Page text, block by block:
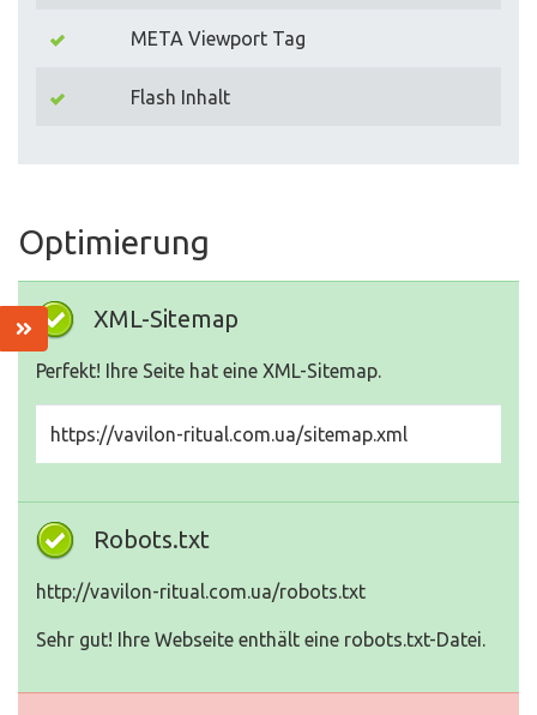
META Viewport Tag
Flash Inhalt
Optimierung
XML-Sitemap
Perfekt! Ihre Seite hat eine XML-Sitemap.
https://vavilon-ritual.com.ua/sitemap.xml
Robots.txt
http://vavilon-ritual.com.ua/robots.txt
Sehr gut! Ihre Webseite enthält eine robots.txt-Datei.